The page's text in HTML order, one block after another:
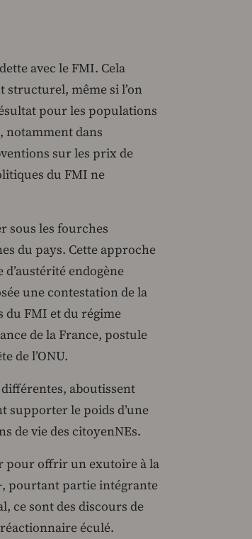
avec le FMI. Cela
structurel, même si l’on
pour les populations
notamment dans
sur les prix de
du FMI ne
sous les fourches
du pays. Cette approche
endogène
une contestation de la
du FMI et du régime
de la France, postule
de l’ONU.
aboutissent
supporter le poids d’une
de vie des citoyenNEs.
pour offrir un exutoire à la
pourtant partie intégrante
ce sont des discours de
éculé.